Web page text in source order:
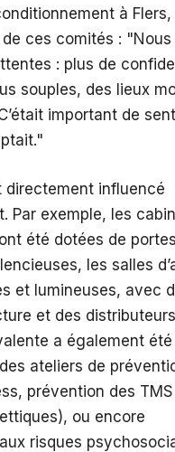
à Flers,
de ces comités :
: plus de
souples, des lieux
important de
directement influencé
Par exemple, les
été dotées de portes
les salles
et lumineuses, avec
et des distributeurs
a également
ateliers de
prévention des
ou encore
risques